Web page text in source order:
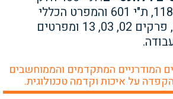
1, ת"י 26, ת"י 118, ת"י 601 והמפרט הכללי
לעבודות בניין, פרקים 02, 03, 13 ומפרטים
המודרניים המתקדמים והממוחשבים
על איכות וקדמה טכנולוגית.